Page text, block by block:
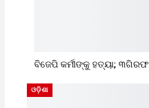
ବିଜେପି କର୍ମୀଙ୍କୁ ହତ୍ୟା; ୩ଗିରଫ
ଓଡ଼ିଶା